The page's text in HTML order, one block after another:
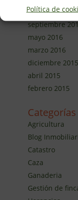
Política de
octubre 2016
septiembre
mayo 2016
marzo 2016
diciembre 2015
abril 2015
febrero 2015
Categorías
Agricultura
Blog
Catastro
Caza
Ganaderia
Gestión de